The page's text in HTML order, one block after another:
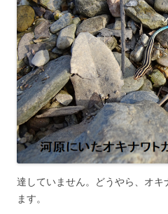
達していません。どうやら、オキ
ます。